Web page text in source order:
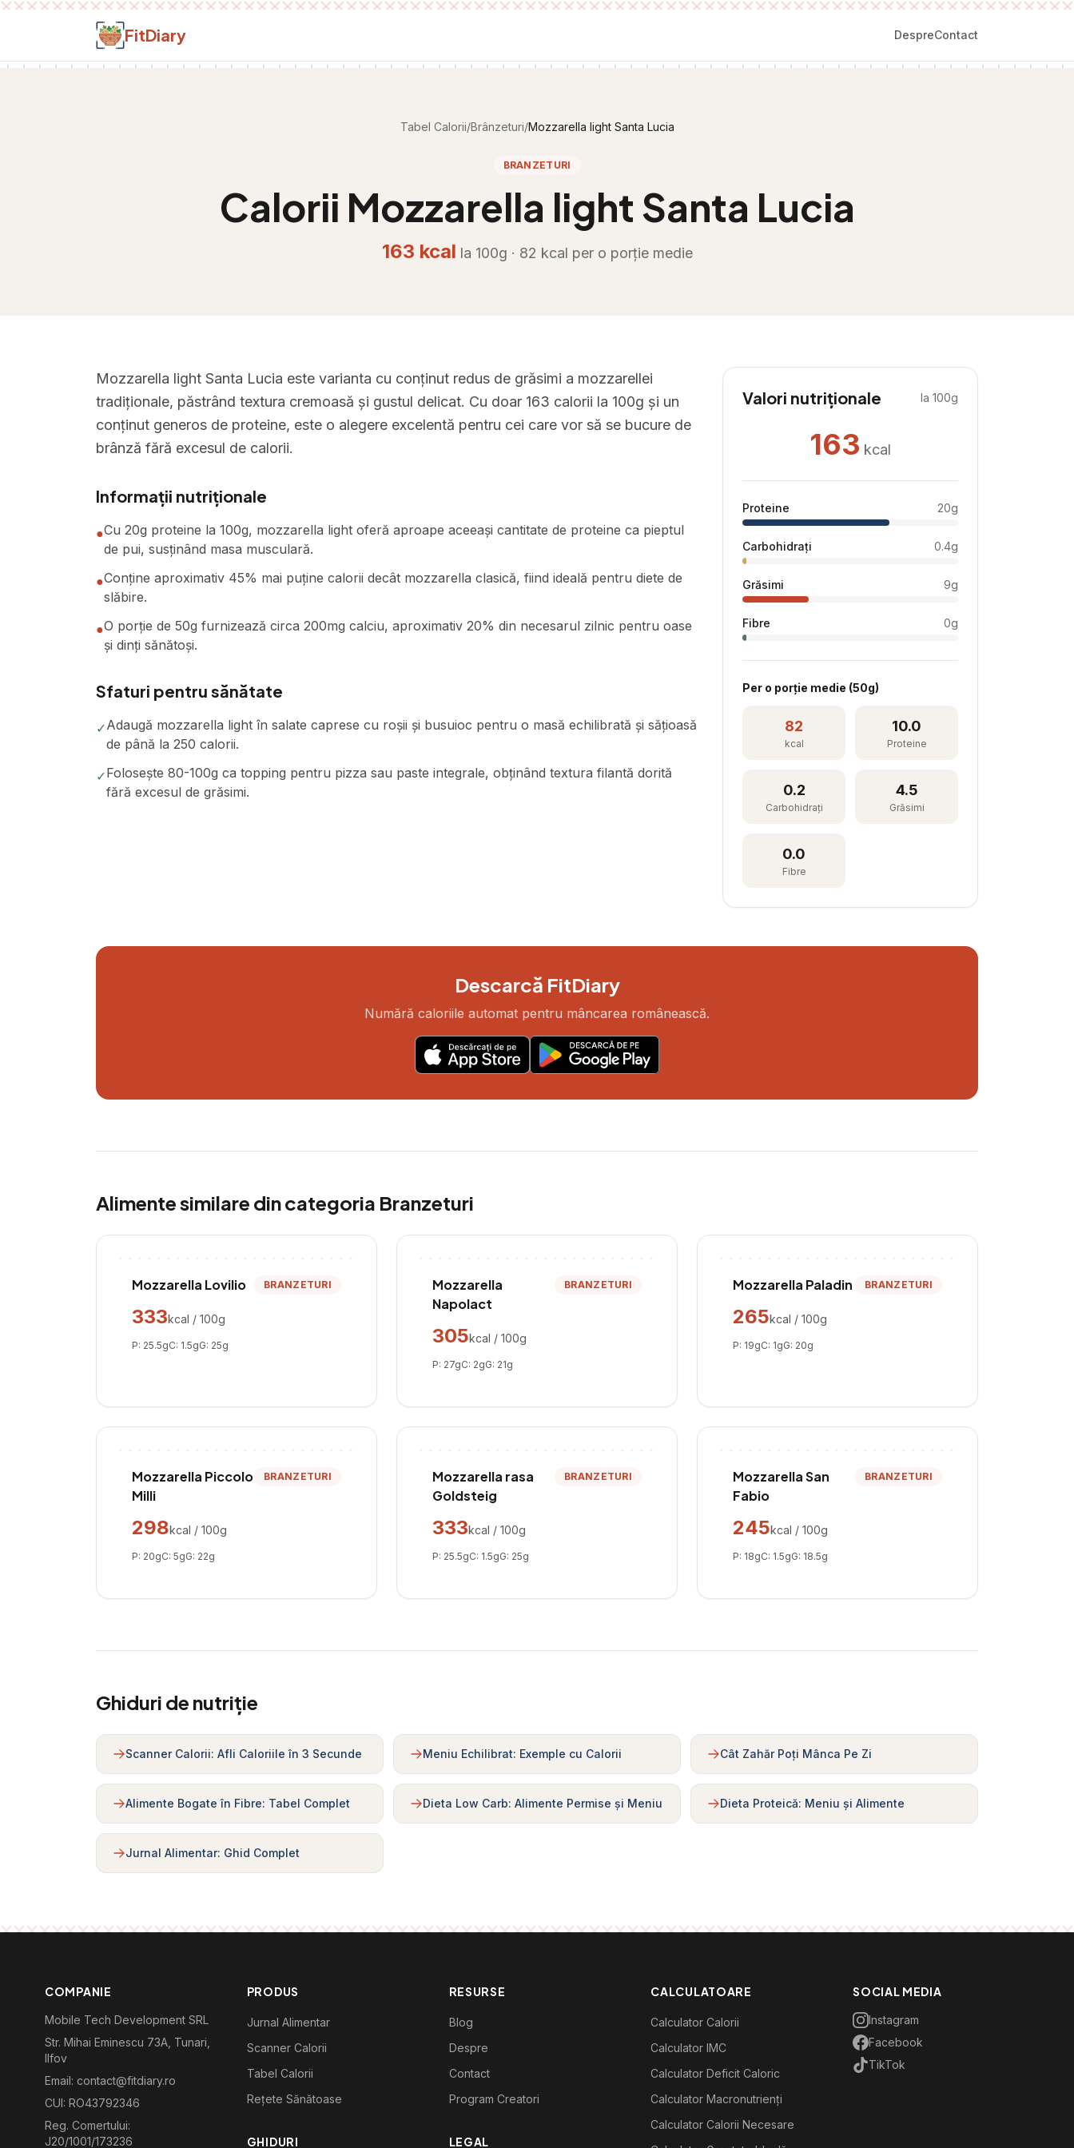
Salt la conținut
FitDiary DespreContact
Tabel Calorii/Brânzeturi/Mozzarella light Santa Lucia
BRANZETURI
Calorii Mozzarella light Santa Lucia
163 kcal la 100g · 82 kcal per o porție medie
Mozzarella light Santa Lucia este varianta cu conținut redus de grăsimi a mozzarellei
tradiționale, păstrând textura cremoasă și gustul delicat. Cu doar 163 calorii la 100g și un
conținut generos de proteine, este o alegere excelentă pentru cei care vor să se bucure de
brânză fără excesul de calorii.
Informații nutriționale
●Cu 20g proteine la 100g, mozzarella light oferă aproape aceeași cantitate de proteine ca pieptul
de pui, susținând masa musculară.
●Conține aproximativ 45% mai puține calorii decât mozzarella clasică, fiind ideală pentru diete de
slăbire.
●O porție de 50g furnizează circa 200mg calciu, aproximativ 20% din necesarul zilnic pentru oase
și dinți sănătoși.
Sfaturi pentru sănătate
✓Adaugă mozzarella light în salate caprese cu roșii și busuioc pentru o masă echilibrată și sățioasă
de până la 250 calorii.
✓Folosește 80-100g ca topping pentru pizza sau paste integrale, obținând textura filantă dorită
fără excesul de grăsimi.
Valori nutriționale la 100g
163 kcal
Proteine 20g
Carbohidrați 0.4g
Grăsimi 9g
Fibre 0g
Per o porție medie (50g)
82
kcal
10.0
Proteine
0.2
Carbohidrați
4.5
Grăsimi
0.0
Fibre
Descarcă FitDiary
Numără caloriile automat pentru mâncarea românească.
Alimente similare din categoria Branzeturi
Mozzarella Lovilio BRANZETURI
333kcal / 100g
P: 25.5gC: 1.5gG: 25g
Mozzarella
Napolact
BRANZETURI
305kcal / 100g
P: 27gC: 2gG: 21g
Mozzarella Paladin BRANZETURI
265kcal / 100g
P: 19gC: 1gG: 20g
Mozzarella Piccolo
Milli
BRANZETURI
298kcal / 100g
P: 20gC: 5gG: 22g
Mozzarella rasa
Goldsteig
BRANZETURI
333kcal / 100g
P: 25.5gC: 1.5gG: 25g
Mozzarella San
Fabio
BRANZETURI
245kcal / 100g
P: 18gC: 1.5gG: 18.5g
Ghiduri de nutriție
Scanner Calorii: Afli Caloriile în 3 Secunde Meniu Echilibrat: Exemple cu Calorii Cât Zahăr Poți Mânca Pe Zi
Alimente Bogate în Fibre: Tabel Complet Dieta Low Carb: Alimente Permise și Meniu Dieta Proteică: Meniu și Alimente
Jurnal Alimentar: Ghid Complet
COMPANIE
Mobile Tech Development SRL
Str. Mihai Eminescu 73A, Tunari,
Ilfov
Email: contact@fitdiary.ro
CUI: RO43792346
Reg. Comertului:
J20/1001/173236
PRODUS
Jurnal Alimentar
Scanner Calorii
Tabel Calorii
Rețete Sănătoase
GHIDURI
RESURSE
Blog
Despre
Contact
Program Creatori
LEGAL
CALCULATOARE
Calculator Calorii
Calculator IMC
Calculator Deficit Caloric
Calculator Macronutrienți
Calculator Calorii Necesare
SOCIAL MEDIA
Instagram
Facebook
TikTok